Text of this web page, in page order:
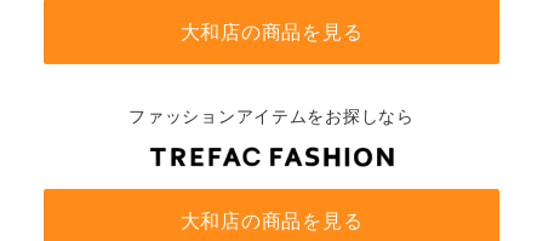
大和店の商品を見る
ファッションアイテムをお探しなら
大和店の商品を見る